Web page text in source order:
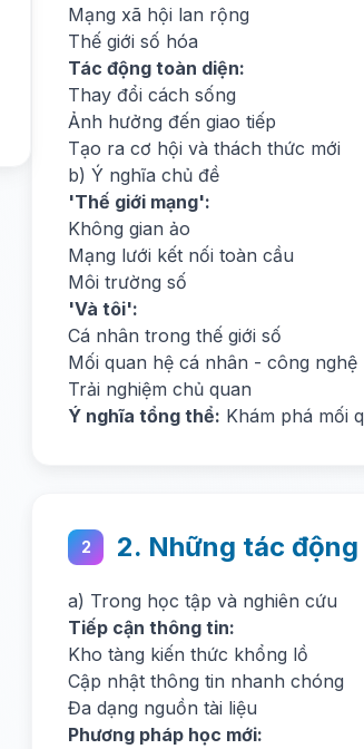
Mạng xã hội lan rộng
Thế giới số hóa
Tác động toàn diện:
Thay đổi cách sống
Ảnh hưởng đến giao tiếp
Tạo ra cơ hội và thách thức mới
b) Ý nghĩa chủ đề
'Thế giới mạng':
Không gian ảo
Mạng lưới kết nối toàn cầu
Môi trường số
'Và tôi':
Cá nhân trong thế giới số
Mối quan hệ cá nhân - công nghệ
Trải nghiệm chủ quan
Ý nghĩa tổng thể: Khám phá mối
2 2. Những tác
a) Trong học tập và nghiên cứu
Tiếp cận thông tin:
Kho tàng kiến thức khổng lồ
Cập nhật thông tin nhanh chóng
Đa dạng nguồn tài liệu
Phương pháp học mới: